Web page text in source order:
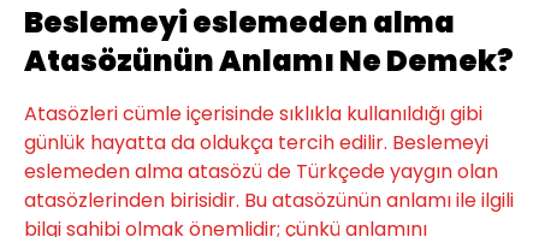
Beslemeyi eslemeden alma
Atasözünün Anlamı Ne Demek?
Atasözleri cümle içerisinde sıklıkla kullanıldığı gibi
günlük hayatta da oldukça tercih edilir. Beslemeyi
eslemeden alma atasözü de Türkçede yaygın olan
atasözlerinden birisidir. Bu atasözünün anlamı ile ilgili
bilgi sahibi olmak önemlidir; çünkü anlamını